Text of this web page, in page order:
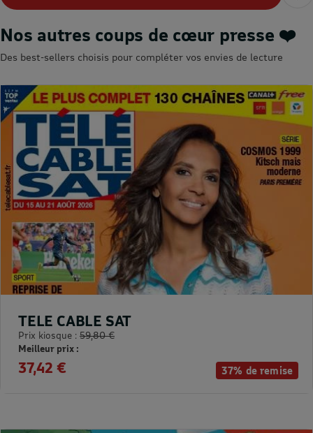
Nos autres coups de cœur presse ❤️
Des best-sellers choisis pour compléter vos envies de lecture
37% de remise
TELE CABLE SAT
Prix kiosque : 59,80 €
Meilleur prix :
37,42 €